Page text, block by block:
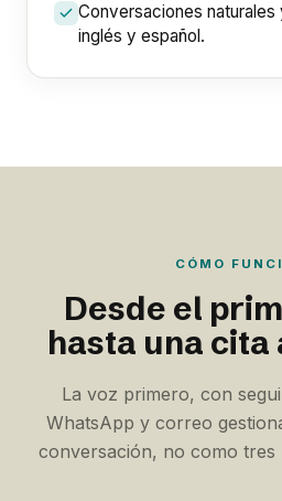
Conversaciones naturales
inglés y español.
CÓMO
Desde el
hasta una cita
La voz primero, con
WhatsApp y correo
conversación, no como tres